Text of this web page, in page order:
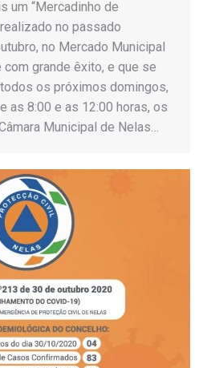
um “Mercadinho de
no passado
no Mercado Municipal
grande êxito, e que se
os próximos domingos,
as 8:00 e as 12:00 horas, os
Municipal de Nelas…